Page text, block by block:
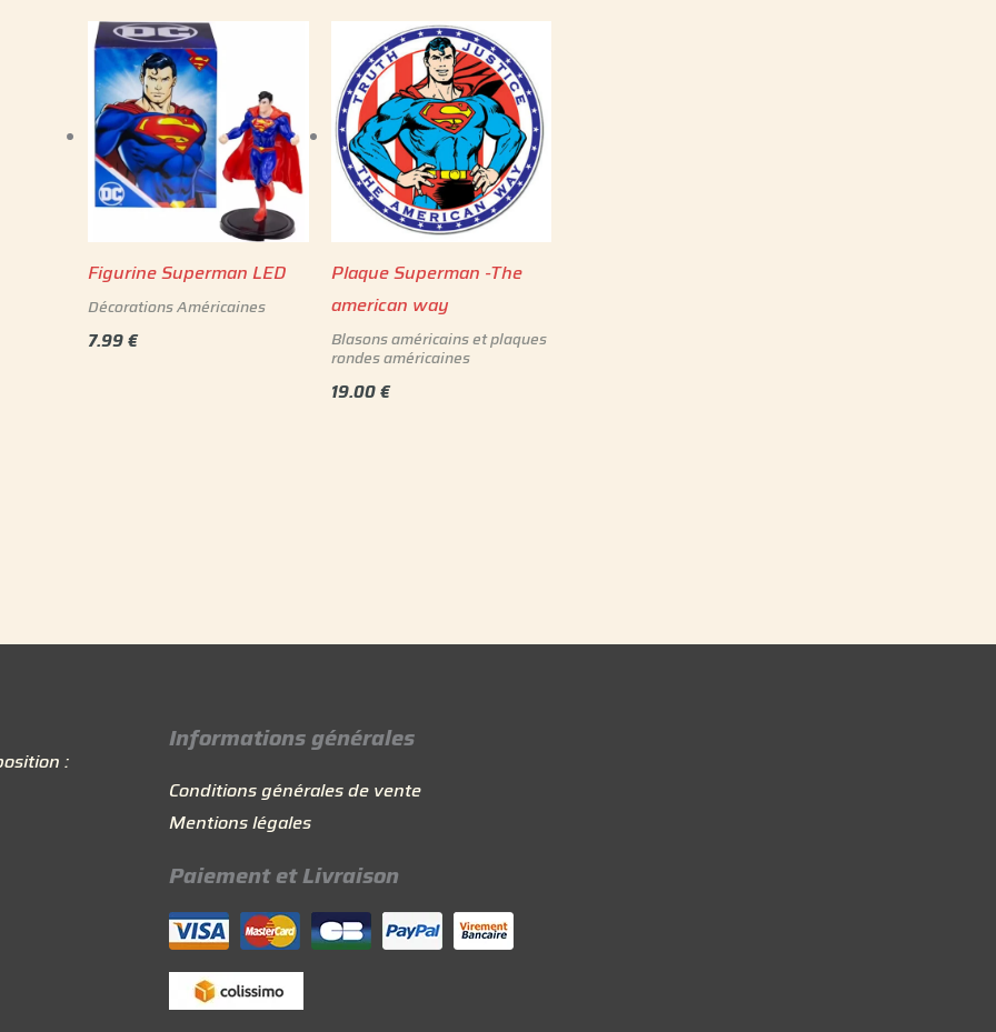
Figurine Superman LED
Décorations Américaines
7.99€
Plaque Superman -The
american way
Blasons américains et plaques
rondes américaines
19.00€
:
Informations générales
Conditions générales de vente
Mentions légales
Paiement et Livraison